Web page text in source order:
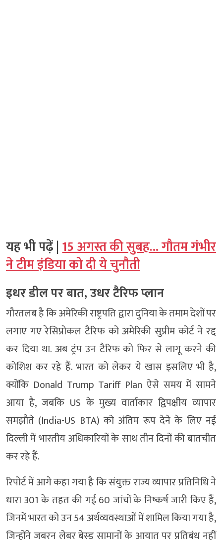
यह भी पढ़ें |15 अगस्त की सुबह… गौतम गंभीर
ने टीम इंडिया को दी ये चुनौती
इधर डील पर बात, उधर टैरिफ प्लान
गौरतलब है कि अमेरिकी राष्ट्रपति द्वारा दुनिया के तमाम देशों पर
लगाए गए रेसिप्रोकल टैरिफ को अमेरिकी सुप्रीम कोर्ट ने रद्द
कर दिया था. अब ट्रंप उन टैरिफ को फिर से लागू करने की
कोशिश कर रहे हैं. भारत को लेकर ये खास इसलिए भी है,
क्योंकि Donald Trump Tariff Plan ऐसे समय में सामने
आया है, जबकि US के मुख्य वार्ताकार द्विपक्षीय व्यापार
समझौते (India-US BTA) को अंतिम रूप देने के लिए नई
दिल्ली में भारतीय अधिकारियों के साथ तीन दिनों की बातचीत
कर रहे हैं.
रिपोर्ट में आगे कहा गया है कि संयुक्त राज्य व्यापार प्रतिनिधि ने
धारा 301 के तहत की गई 60 जांचों के निष्कर्ष जारी किए हैं,
जिनमें भारत को उन 54 अर्थव्यवस्थाओं में शामिल किया गया है,
जिन्होंने जबरन लेबर बेस्ड सामानों के आयात पर प्रतिबंध नहीं